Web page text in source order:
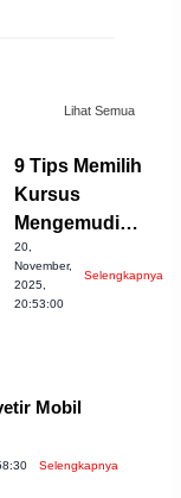
Lihat Semua
9 Tips Memilih
Kursus
Mengemudi
Terbaik di
Bandung
20,
November,
2025,
20:53:00
Selengkapnya
Mobil
Selengkapnya